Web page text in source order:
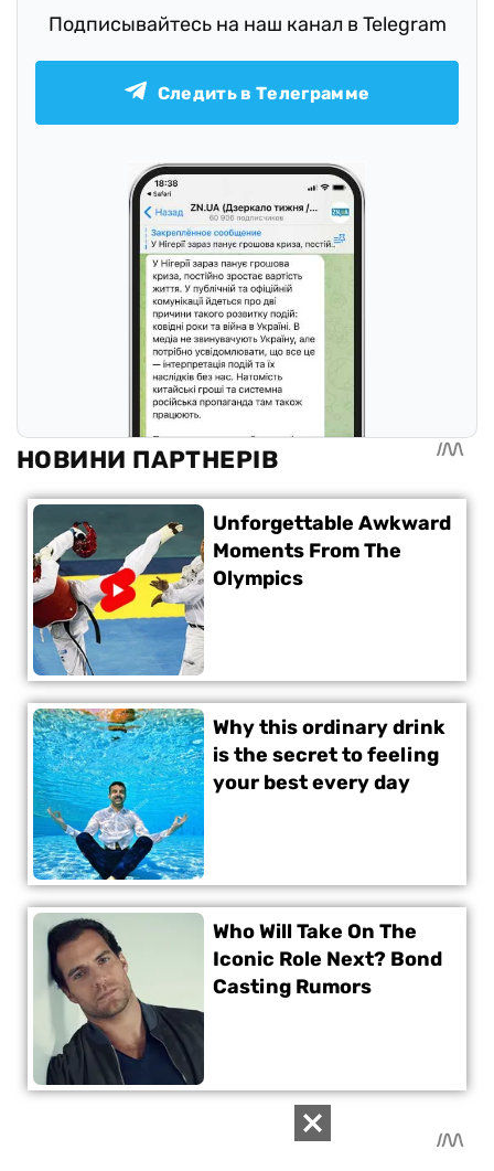
Подписывайтесь на наш канал в Telegram
Следить в Телеграмме